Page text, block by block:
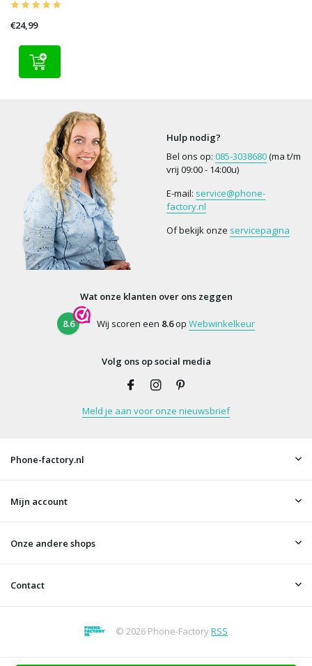
€24,99
Hulp nodig?
Bel ons op: 085-3038680(ma t/m
vrij 09:00 - 14:00u)
E-mail: service@phone-
factory.nl
Of bekijk onze servicepagina
Wat onze klanten over ons zeggen
8.6 Wij scoren een 8.6op Webwinkelkeur
Volg ons op social media
Meld je aan voor onze nieuwsbrief
Phone-factory.nl
Mijn account
Onze andere shops
Contact
© 2026 Phone-FactoryRSS